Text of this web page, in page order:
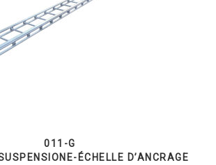
011-G
ÉCHELLE D’ANCRAGE